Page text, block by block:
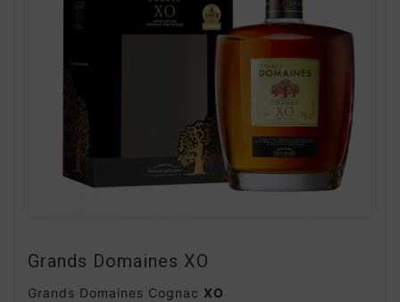
Grands Domaines XO
Grands Domaines Cognac XO